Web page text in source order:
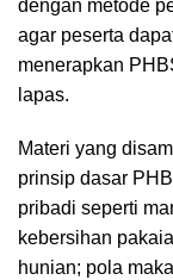
dengan metode
agar peserta
menerapkan
lapas.
Materi yang
prinsip dasar
pribadi seperti
kebersihan
hunian; pola